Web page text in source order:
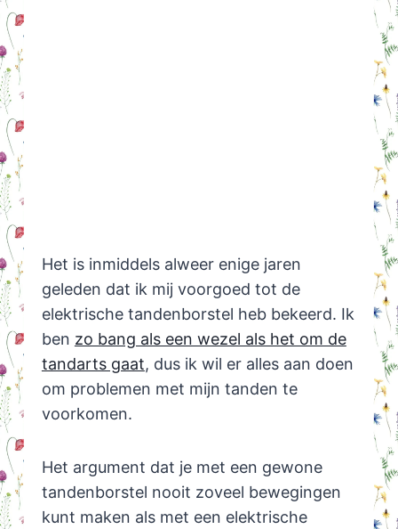
Het is inmiddels alweer enige jaren
geleden dat ik mij voorgoed tot de
elektrische tandenborstel heb bekeerd. Ik
ben zo bang als een wezel als het om de
tandarts gaat, dus ik wil er alles aan doen
om problemen met mijn tanden te
voorkomen.
Het argument dat je met een gewone
tandenborstel nooit zoveel bewegingen
kunt maken als met een elektrische